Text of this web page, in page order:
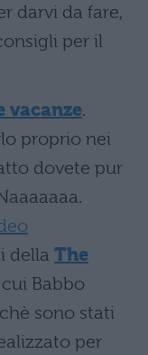
darvi da fare,
per il
vacanze.
proprio nei
dovete pur
della The
cui Babbo
sono stati
per